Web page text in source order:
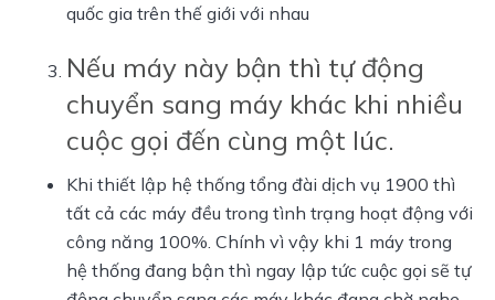
quốc gia trên thế giới với nhau
Nếu máy này bận thì tự động
chuyển sang máy khác khi nhiều
cuộc gọi đến cùng một lúc.
Khi thiết lập hệ thống tổng đài dịch vụ 1900 thì
tất cả các máy đều trong tình trạng hoạt động với
công năng 100%. Chính vì vậy khi 1 máy trong
hệ thống đang bận thì ngay lập tức cuộc gọi sẽ tự